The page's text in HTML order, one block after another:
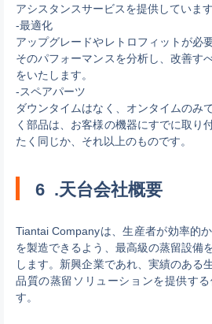
アシスタンスサービスを提供しています
-最適化
アップグレードやレトロフィットが必
そのパフォーマンスを分析し、改善す
をいたします。
-スペアパーツ
ダウンタイムはなく、オンタイムのみ
く部品は、お客様の機器にすでに取り
たく同じか、それ以上のものです。
6 .天台会社概要
Tiantai Companyは、生産者が効率的
を製造できるよう、最高級の蒸留設備
します。新興企業であれ、実績のある
品質の蒸留ソリューションを提供す
す。